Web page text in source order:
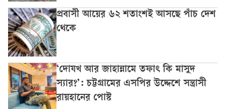
প্রবাসী আয়ের ৬২ শতাংশই আসছে পাঁচ দেশ
থেকে
‘দোযখ আর জাহান্নামে তফাৎ কি মাসুদ
স্যার?’: চট্টগ্রামের এসপির উদ্দেশে সন্ত্রাসী
রায়হানের পোস্ট